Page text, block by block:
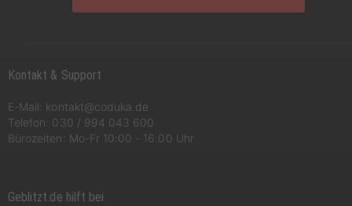
Kontakt & Support
E-Mail: kontakt@coduka.de
Telefon: 030 / 994 043 600
Bürozeiten: Mo-Fr 10:00 - 16:00 Uhr
Geblitzt.de hilft bei